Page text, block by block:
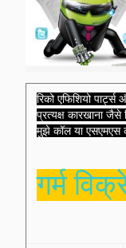
रिको एफिशियो
प्रत्यक्ष कारखाना
मुझे कॉल या एसएमएस
गर्म